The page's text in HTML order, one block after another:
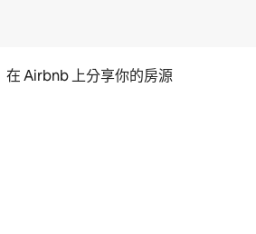
在 Airbnb 上分享你的房源